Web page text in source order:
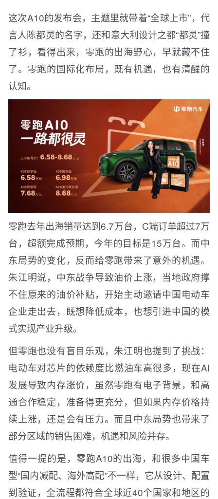
这次A10的发布会，主题里就带着“全球上市”，代
言人陈都灵的名字，还和意大利设计之都“都灵”撞
了衫，看得出来，零跑的出海野心，早就藏不住
了。零跑的国际化布局，既有机遇，也有清醒的
认知。
零跑去年出海销量达到6.7万台，C端订单超过7万
台，超额完成预期，今年的目标是15万台。而中
东局势的变化，反而给零跑带来了意外的机遇。
朱江明说，中东战争导致油价上涨，当地政府撑
不住原来的油价补贴，开始主动邀请中国电动车
企业走出去，既想降低成本，也想引进中国的模
式实现产业升级。
但零跑也没有盲目乐观，朱江明也提到了挑战：
电动车对芯片的依赖度比燃油车高很多，现在AI
发展导致内存涨价，虽然零跑有电子背景，和高
通合作稳定，准备得更充分，但如果内存价格持
续上涨，还是会有压力。而且中东局势也带来了
部分区域的销售困难，机遇和风险并存。
值得一提的是，零跑A10的出海，和很多中国车
型“国内减配、海外高配”不一样，它从设计、配置
到验证，全流程都符合全球近40个国家和地区的